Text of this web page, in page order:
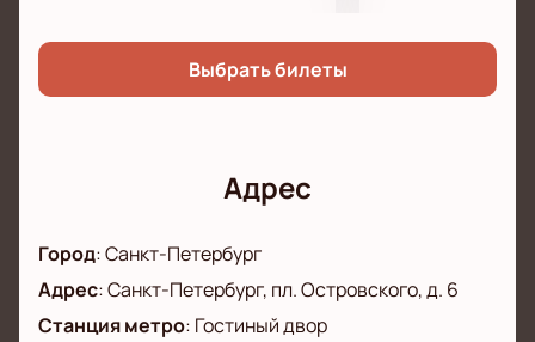
любимых композиций!
Выбрать билеты
Адрес
Город:Санкт-Петербург
Адрес:Санкт-Петербург, пл. Островского, д. 6
Станция метро: Гостиный двор